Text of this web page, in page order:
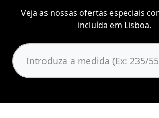
Veja as nossas ofertas especiais
incluída em Lisboa.
Introduza a medida (Ex: 235/